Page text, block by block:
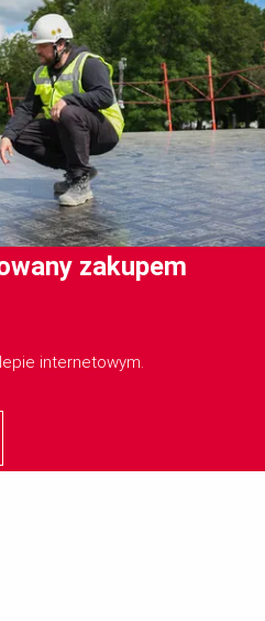
zakupem
internetowym.